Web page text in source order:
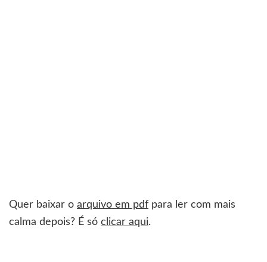
Quer baixar o arquivo em pdf para ler com mais
calma depois? É só clicar aqui.